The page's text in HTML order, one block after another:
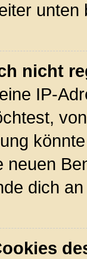
unten
nicht
IP-
neuen
dich